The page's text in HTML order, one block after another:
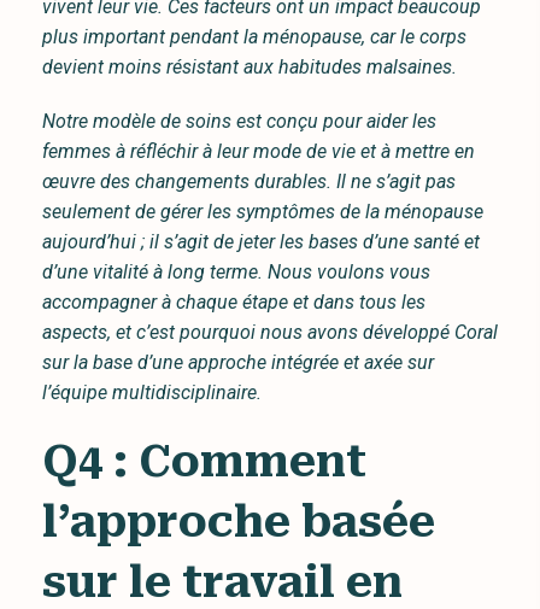
vivent leur vie. Ces facteurs ont un impact beaucoup
plus important pendant la ménopause, car le corps
devient moins résistant aux habitudes malsaines.
Notre modèle de soins est conçu pour aider les
femmes à réfléchir à leur mode de vie et à mettre en
œuvre des changements durables. Il ne s’agit pas
seulement de gérer les symptômes de la ménopause
aujourd’hui ; il s’agit de jeter les bases d’une santé et
d’une vitalité à long terme. Nous voulons vous
accompagner à chaque étape et dans tous les
aspects, et c’est pourquoi nous avons développé Coral
sur la base d’une approche intégrée et axée sur
l’équipe multidisciplinaire.
Q4 : Comment
l’approche basée
sur le travail en